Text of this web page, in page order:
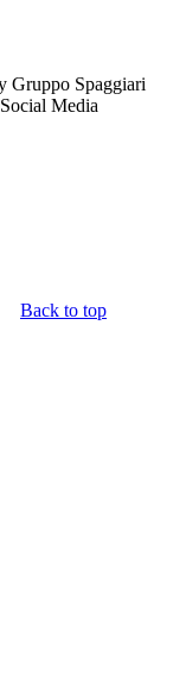
Gruppo Spaggiari
Media
Back to top